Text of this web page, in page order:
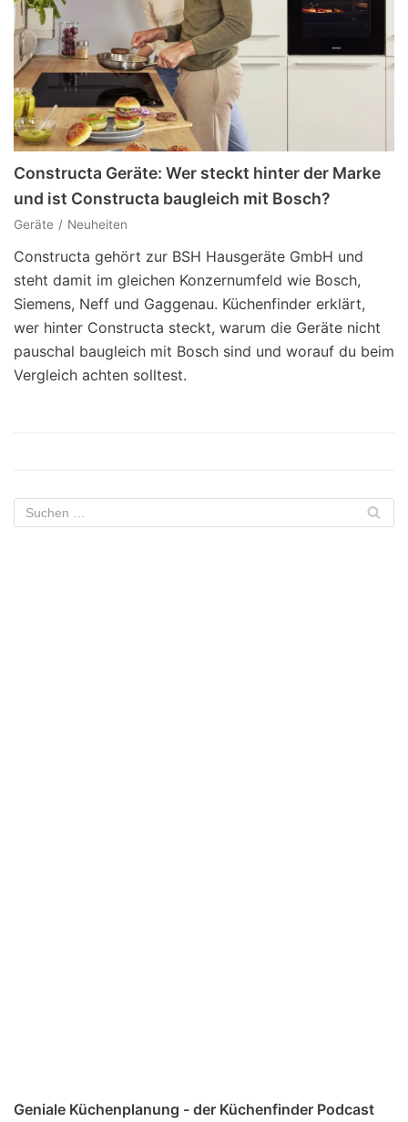
Constructa Geräte: Wer steckt hinter der Marke
und ist Constructa baugleich mit Bosch?
Geräte Neuheiten
Constructa gehört zur BSH Hausgeräte GmbH und
steht damit im gleichen Konzernumfeld wie Bosch,
Siemens, Neff und Gaggenau. Küchenfinder erklärt,
wer hinter Constructa steckt, warum die Geräte nicht
pauschal baugleich mit Bosch sind und worauf du beim
Vergleich achten solltest.
Geniale Küchenplanung - der Küchenfinder Podcast